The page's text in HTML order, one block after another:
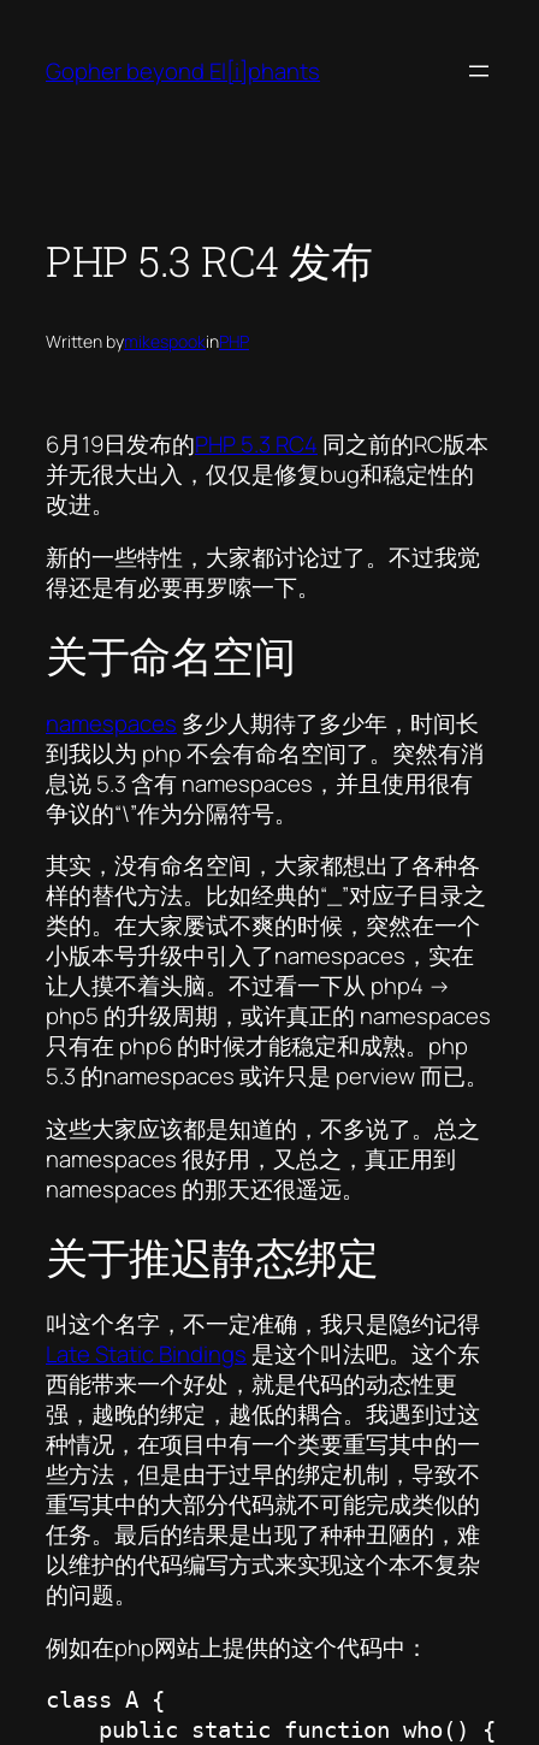
content
Gopher beyond El[i]phants
PHP 5.3 RC4 发布
Written bymikespookinPHP
6月19日发布的PHP 5.3 RC4 同之前的RC版本
并无很大出入，仅仅是修复bug和稳定性的
改进。
新的一些特性，大家都讨论过了。不过我觉
得还是有必要再罗嗦一下。
关于命名空间
namespaces 多少人期待了多少年，时间长
到我以为 php 不会有命名空间了。突然有消
息说 5.3 含有 namespaces，并且使用很有
争议的“\”作为分隔符号。
其实，没有命名空间，大家都想出了各种各
样的替代方法。比如经典的“_”对应子目录之
类的。在大家屡试不爽的时候，突然在一个
小版本号升级中引入了namespaces，实在
让人摸不着头脑。不过看一下从 php4 ->
php5 的升级周期，或许真正的 namespaces
只有在 php6 的时候才能稳定和成熟。php
5.3 的namespaces 或许只是 perview 而已。
这些大家应该都是知道的，不多说了。总之
namespaces 很好用，又总之，真正用到
namespaces 的那天还很遥远。
关于推迟静态绑定
叫这个名字，不一定准确，我只是隐约记得
Late Static Bindings 是这个叫法吧。这个东
西能带来一个好处，就是代码的动态性更
强，越晚的绑定，越低的耦合。我遇到过这
种情况，在项目中有一个类要重写其中的一
些方法，但是由于过早的绑定机制，导致不
重写其中的大部分代码就不可能完成类似的
任务。最后的结果是出现了种种丑陋的，难
以维护的代码编写方式来实现这个本不复杂
的问题。
例如在php网站上提供的这个代码中：
class A {
    public static function who() {